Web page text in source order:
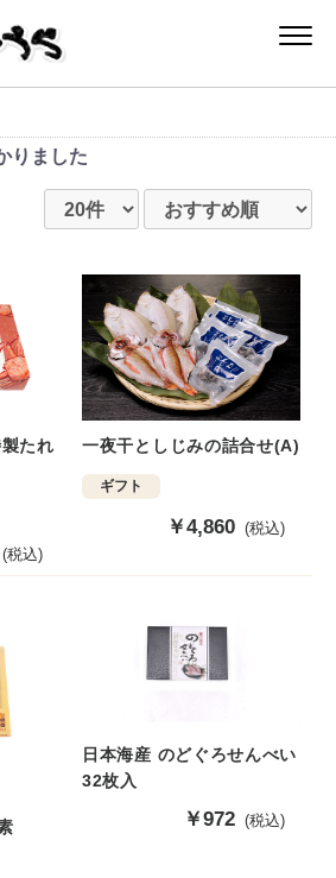
りました
たれ
(税込)
一夜干としじみの詰合せ(A)
ギフト
販
価
￥4,860 (税込)
日本海産 のどぐろせんべい
32枚入
販
￥972 (税込)